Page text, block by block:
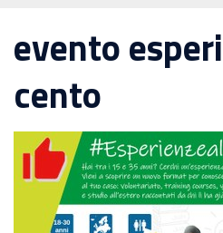
Tutte le notizie
Newsletter
evento
cento